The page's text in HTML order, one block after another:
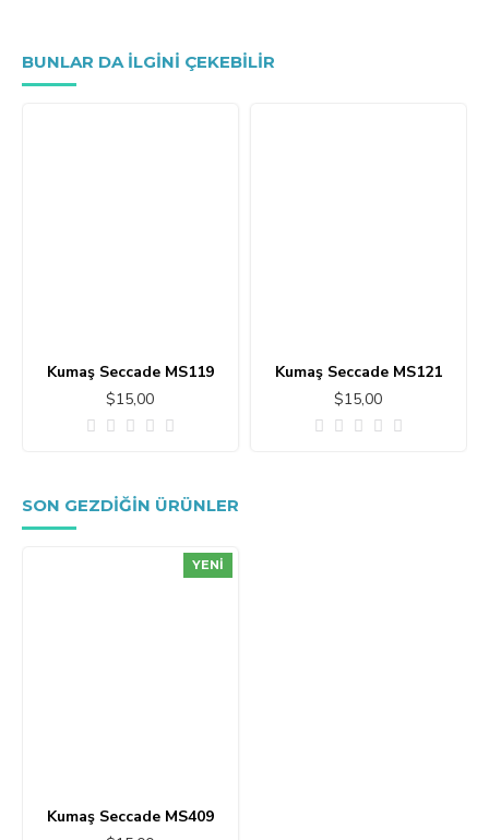
BUNLAR DA ILGINI ÇEKEBILIR
Kumaş Seccade MS119
$15,00
Kumaş Seccade MS121
$15,00
SON GEZDIĞIN ÜRÜNLER
YENI
Kumaş Seccade MS409